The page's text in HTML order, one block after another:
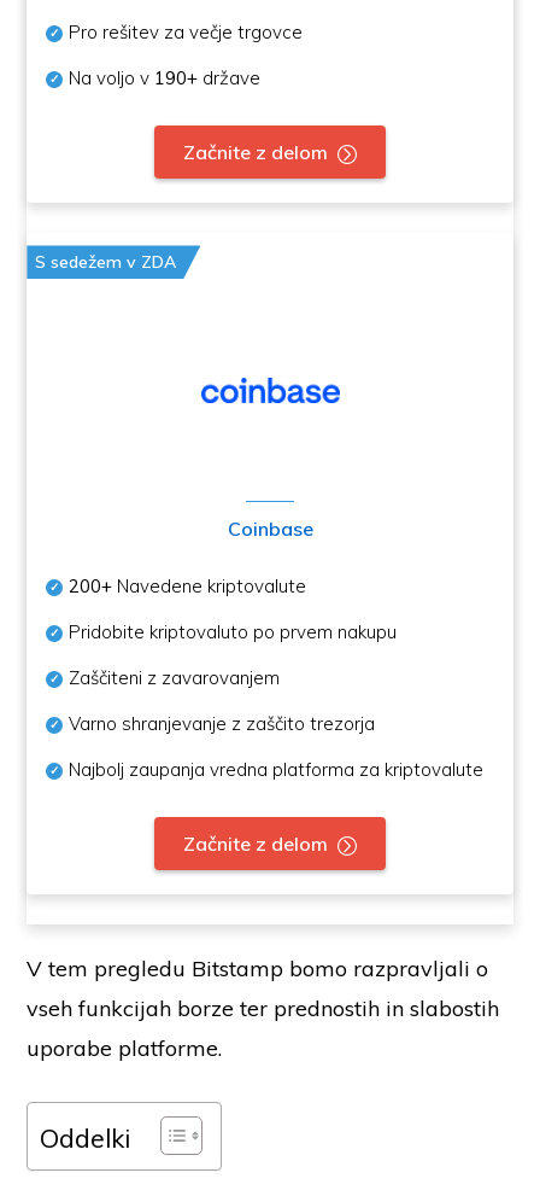
Pro rešitev za večje trgovce
Na voljo v 190+ države
Začnite z delom
S sedežem v ZDA
Coinbase
200+ Navedene kriptovalute
Pridobite kriptovaluto po prvem nakupu
Zaščiteni z zavarovanjem
Varno shranjevanje z zaščito trezorja
Najbolj zaupanja vredna platforma za kriptovalute
Začnite z delom
V tem pregledu Bitstamp bomo razpravljali o
vseh funkcijah borze ter prednostih in slabostih
uporabe platforme.
Oddelki